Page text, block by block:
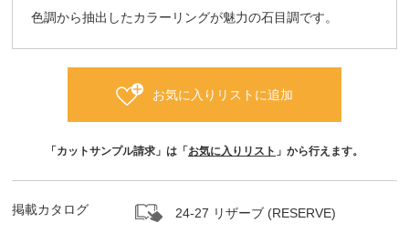
色調から抽出したカラーリングが魅力の石目調です。
お気に入りリストに追加
「カットサンプル請求」は「 お気に入りリスト 」から行えます。
掲載カタログ 24-27 リザーブ (RESERVE)